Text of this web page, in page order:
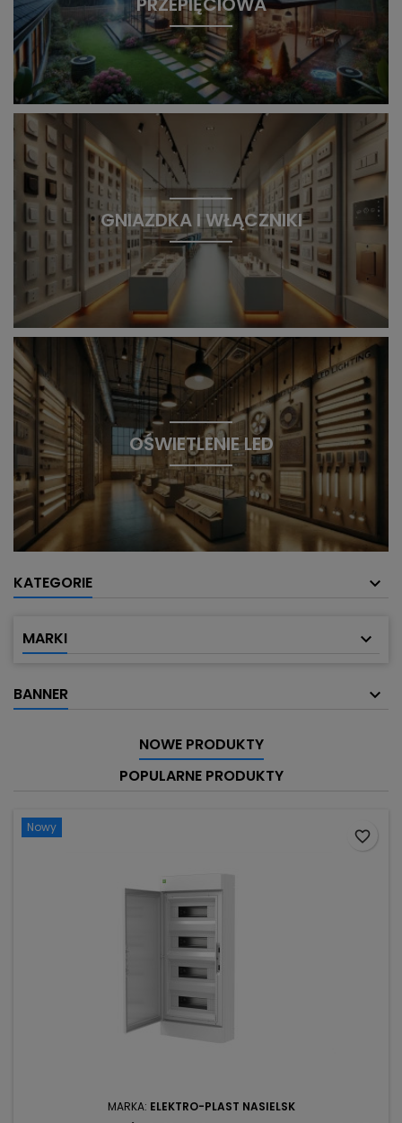
GNIAZDKA I WŁĄCZNIKI
OŚWIETLENIE LED
KATEGORIE
MARKI
BANNER
NOWE PRODUKTY
POPULARNE PRODUKTY
Nowy
MARKA: ELEKTRO-PLAST NASIELSK
favorite_border